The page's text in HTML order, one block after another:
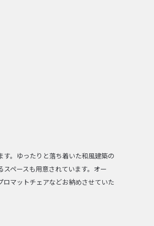
。ゆったりと落ち着いた和風建築の
ペースも用意されています。オー
マットチェアなどお納めさせていた